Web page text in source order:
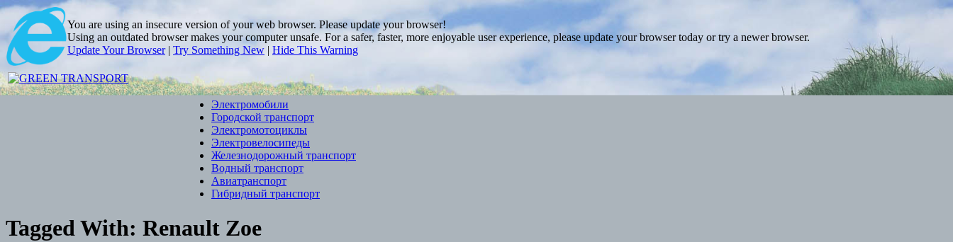
You are using an insecure version ofyour web browser. Please update your browser!
Using an outdated browser makes your computer unsafe. For a safer, faster, more enjoyable user experience, please update your browser today or try a newer browser.
Update Your Browser| Try Something New | Hide This Warning
Электромобили
Городской транспорт
Электромотоциклы
Электровелосипеды
Железнодорожный транспорт
Водный транспорт
Авиатранспорт
Гибридный транспорт
Tagged With: Renault Zoe